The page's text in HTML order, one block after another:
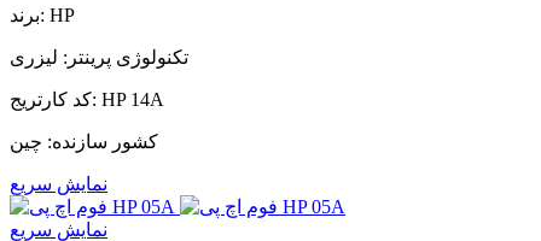
برند: HP
تکنولوژی پرینتر: لیزری
کد کارتریج: HP 14A
کشور سازنده: چین
نمایش سریع
نمایش سریع